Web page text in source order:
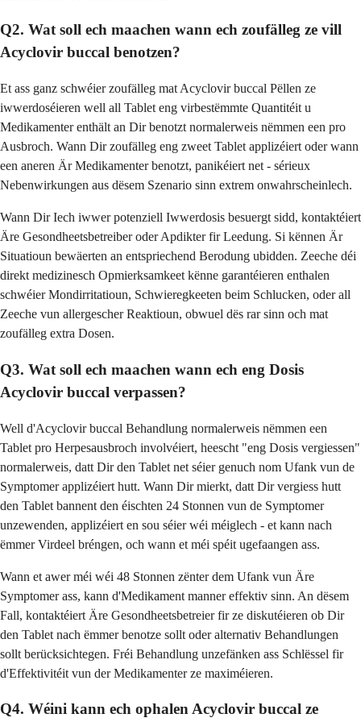
Q2. Wat soll ech maachen wann ech zoufälleg ze vill
Acyclovir buccal benotzen?
Et ass ganz schwéier zoufälleg mat Acyclovir buccal Pëllen ze
iwwerdoséieren well all Tablet eng virbestëmmte Quantitéit u
Medikamenter enthält an Dir benotzt normalerweis nëmmen een pro
Ausbroch. Wann Dir zoufälleg eng zweet Tablet applizéiert oder wann
een aneren Är Medikamenter benotzt, panikéiert net - sérieux
Nebenwirkungen aus dësem Szenario sinn extrem onwahrscheinlech.
Wann Dir Iech iwwer potenziell Iwwerdosis besuergt sidd, kontaktéiert
Äre Gesondheetsbetreiber oder Apdikter fir Leedung. Si kënnen Är
Situatioun bewäerten an entspriechend Berodung ubidden. Zeeche déi
direkt medizinesch Opmierksamkeet kënne garantéieren enthalen
schwéier Mondirritatioun, Schwieregkeeten beim Schlucken, oder all
Zeeche vun allergescher Reaktioun, obwuel dës rar sinn och mat
zoufälleg extra Dosen.
Q3. Wat soll ech maachen wann ech eng Dosis
Acyclovir buccal verpassen?
Well d'Acyclovir buccal Behandlung normalerweis nëmmen een
Tablet pro Herpesausbroch involvéiert, heescht "eng Dosis vergiessen"
normalerweis, datt Dir den Tablet net séier genuch nom Ufank vun de
Symptomer applizéiert hutt. Wann Dir mierkt, datt Dir vergiess hutt
den Tablet bannent den éischten 24 Stonnen vun de Symptomer
unzewenden, applizéiert en sou séier wéi méiglech - et kann nach
ëmmer Virdeel bréngen, och wann et méi spéit ugefaangen ass.
Wann et awer méi wéi 48 Stonnen zënter dem Ufank vun Äre
Symptomer ass, kann d'Medikament manner effektiv sinn. An dësem
Fall, kontaktéiert Äre Gesondheetsbetreier fir ze diskutéieren ob Dir
den Tablet nach ëmmer benotze sollt oder alternativ Behandlungen
sollt berücksichtegen. Fréi Behandlung unzefänken ass Schlëssel fir
d'Effektivitéit vun der Medikamenter ze maximéieren.
Q4. Wéini kann ech ophalen Acyclovir buccal ze